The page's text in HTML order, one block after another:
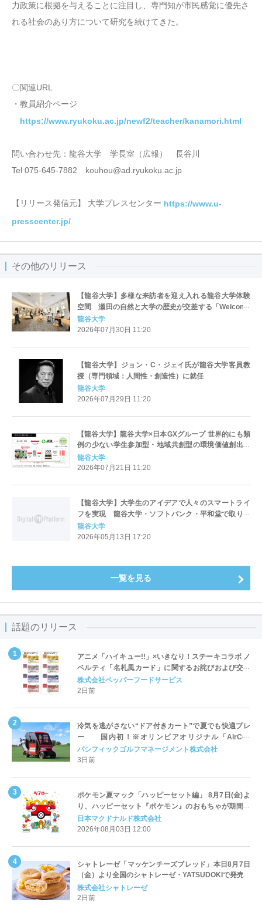
力政策に根拠を与えることに注目し、専門知が市民感覚に優先さ
れる社会のあり方について研究を続けてきた。
〇関連URL
・教員紹介ページ
https://www.ryukoku.ac.jp/newf2/teacher/kanamori.html
問い合わせ先：龍谷大学 学長室（広報） 長谷川
Tel 075-645-7882 kouhou@ad.ryukoku.ac.jp
【リリース発信元】 大学プレスセンター https://www.u-
presscenter.jp/
その他のリリース
【龍谷大学】多様な来訪者を迎え入れる龍谷大学体験
空間 瀬田の自然と大学の歴史が交差する「Welcome
Lounge」を瀬田キャンパスに開設
龍谷大学
2026年07月30日 11:20
【龍谷大学】ジョン・C・ジェイ氏が龍谷大学客員教
授（専門領域：人間性・創造性）に就任
龍谷大学
2026年07月29日 11:20
【龍谷大学】龍谷大学×日本GXグループ 世界的にも類
例の少ない学生参加型・地域共創型の環境価値創出・
オフセット実装モデルを構築
龍谷大学
2026年07月21日 11:20
【龍谷大学】大学生のアイデアで人々のスマートライ
フを実現 龍谷大学・ソフトバンク・平和堂で取り組
む 「スマートライフ ハッカソン」を開催
龍谷大学
2026年05月13日 17:20
一覧を見る
話題のリリース
アニメ「ハイキュー!!」×いきなり！ステーキコラボ ノ
ベルティ「名札風カード」に関するお詫びおよび交換
対応についてのご案内
株式会社ペッパーフードサービス
2日前
冷気を逃がさない“ドア付きカート”で夏でも快適プレ
ー 国内初！※オリンピアオリジナル「AirCon
Cart（エアコンカート）」導入 | ＰＧＭ
パシフィックゴルフマネージメント株式会社
3日前
ポケモン夏マック「ハッピーセット編」 8月7日(金)よ
り、ハッピーセット『ポケモン』のおもちゃが期間限
定登場
日本マクドナルド株式会社
2026年08月03日 12:00
シャトレーゼ「マッケンチーズブレッド」本日8月7日
（金）より全国のシャトレーゼ・YATSUDOKIで発売
株式会社シャトレーゼ
2日前